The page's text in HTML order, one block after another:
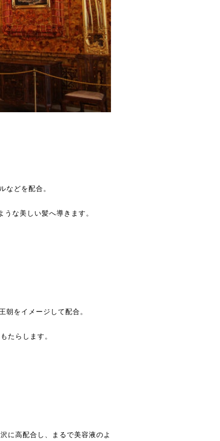
などを配合。
な美しい髪へ導きます。
をイメージして配合。
たらします。
に高配合し、まるで美容液のよ